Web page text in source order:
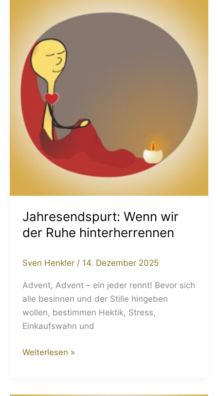
Jahresendspurt: Wenn wir
der Ruhe hinterherrennen
Sven Henkler / 14. Dezember 2025
Advent, Advent – ein jeder rennt! Bevor sich
alle besinnen und der Stille hingeben
wollen, bestimmen Hektik, Stress,
Einkaufswahn und
der
Ruhe
hinterherrennen
Weiterlesen »